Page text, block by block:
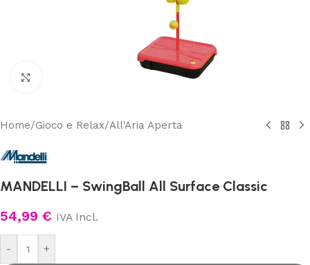
Home/Gioco e Relax/All'Aria Aperta
MANDELLI – SwingBall All Surface Classic
54,99 € IVA Incl.
- +